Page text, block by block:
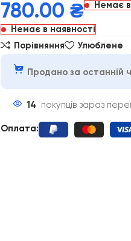
780.00 ₴ Немає
Немає в наявності
Порівняння
Улюблене
Продано за останній
14 покупців зараз
Оплата: